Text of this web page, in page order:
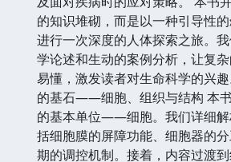
的知识堆砌，而是以一种引导性
进行一次深度的人体探索之旅。
学论述和生动的案例分析，让复
易懂，激发读者对生命科学的兴
的基石——细胞、组织与结构 本
的基本单位——细胞。我们详细解
括细胞膜的屏障功能、细胞器的
期的调控机制。接着，内容过渡